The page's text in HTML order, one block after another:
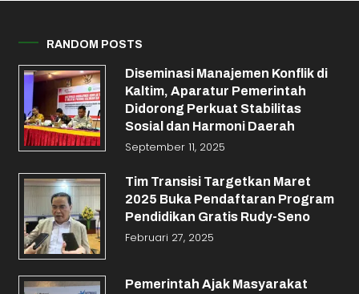
RANDOM POSTS
Diseminasi Manajemen Konflik di
Kaltim, Aparatur Pemerintah
Didorong Perkuat Stabilitas
Sosial dan Harmoni Daerah
September 11, 2025
Tim Transisi Targetkan Maret
2025 Buka Pendaftaran Program
Pendidikan Gratis Rudy-Seno
Februari 27, 2025
Pemerintah Ajak Masyarakat